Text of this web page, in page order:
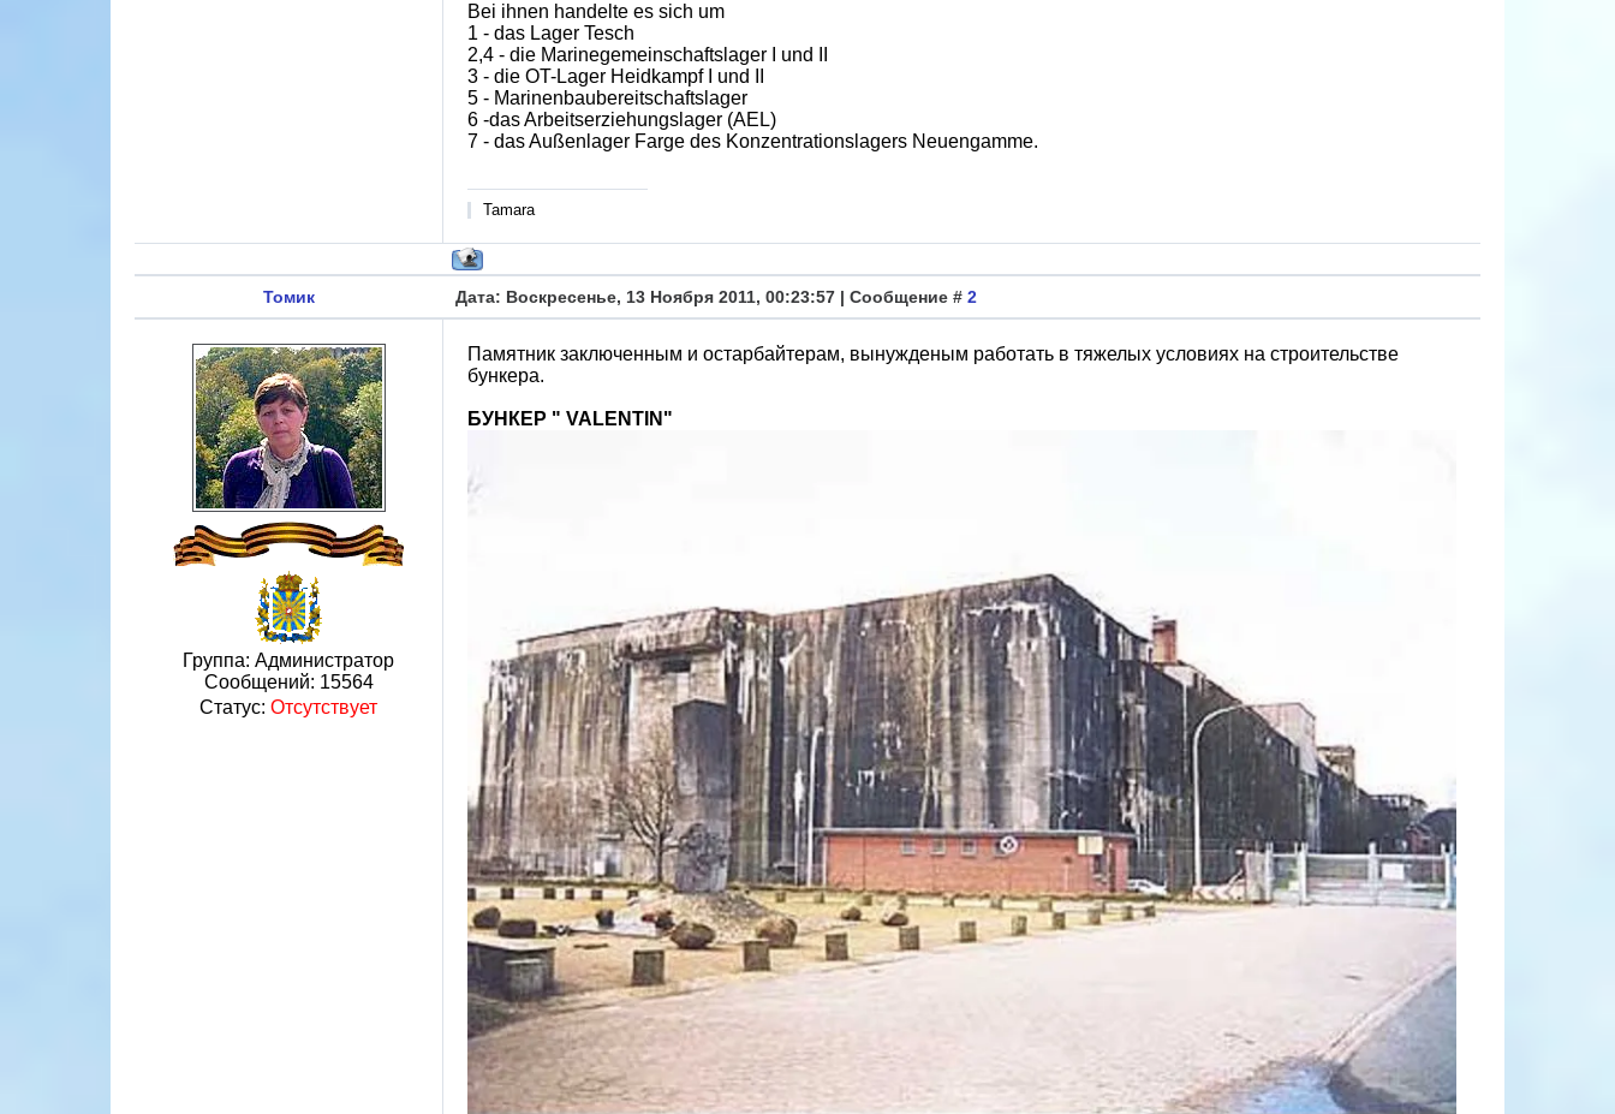
Bei ihnen handelte es sich um
1 - das Lager Tesch
2,4 - die Marinegemeinschaftslager I und II
3 - die OT-Lager Heidkampf I und II
5 - Marinenbaubereitschaftslager
6 -das Arbeitserziehungslager (AEL)
7 - das Außenlager Farge des Konzentrationslagers Neuengamme.
Tamara
Томик Дата: Воскресенье, 13 Ноября 2011, 00:23:57 | Сообщение # 2
Группа: Администратор
Сообщений: 15564
Статус: Отсутствует
Памятник заключенным и остарбайтерам, вынужденым работать в тяжелых условиях на строительстве
бункера.
БУНКЕР " VALENTIN"